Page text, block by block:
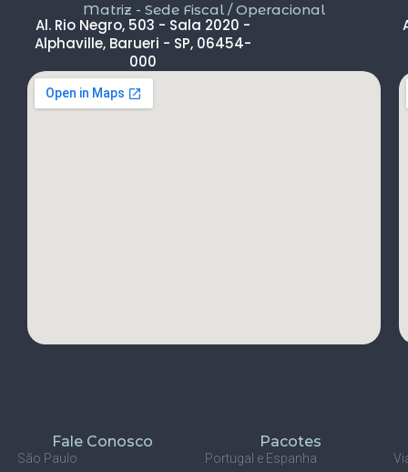
Matriz - Sede Fiscal / Operacional
Al. Rio Negro, 503 - Sala 2020 -
Alphaville, Barueri - SP, 06454-
000
Fale Conosco
São Paulo
Pacotes
Portugal e Espanha